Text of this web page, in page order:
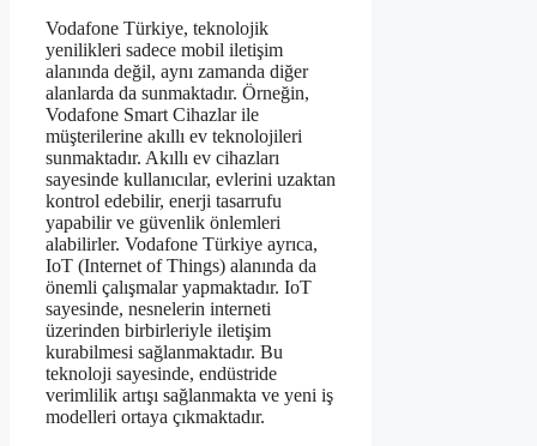
Vodafone Türkiye, teknolojik
yenilikleri sadece mobil iletişim
alanında değil, aynı zamanda diğer
alanlarda da sunmaktadır. Örneğin,
Vodafone Smart Cihazlar ile
müşterilerine akıllı ev teknolojileri
sunmaktadır. Akıllı ev cihazları
sayesinde kullanıcılar, evlerini uzaktan
kontrol edebilir, enerji tasarrufu
yapabilir ve güvenlik önlemleri
alabilirler. Vodafone Türkiye ayrıca,
IoT (Internet of Things) alanında da
önemli çalışmalar yapmaktadır. IoT
sayesinde, nesnelerin interneti
üzerinden birbirleriyle iletişim
kurabilmesi sağlanmaktadır. Bu
teknoloji sayesinde, endüstride
verimlilik artışı sağlanmakta ve yeni iş
modelleri ortaya çıkmaktadır.